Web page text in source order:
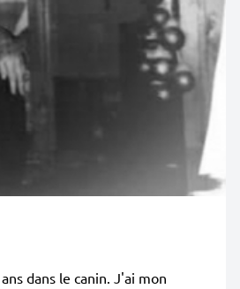
dans le canin. J'ai mon